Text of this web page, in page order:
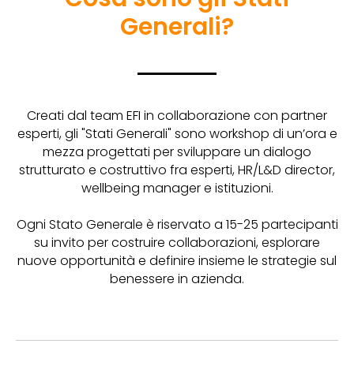
Generali?
Creati dal team EFI in collaborazione con partner
esperti, gli "Stati Generali" sono workshop di un’ora e
mezza progettati per sviluppare un dialogo
strutturato e costruttivo fra esperti, HR/L&D director,
wellbeing manager e istituzioni.
Ogni Stato Generale è riservato a 15-25 partecipanti
su invito per costruire collaborazioni, esplorare
nuove opportunità e definire insieme le strategie sul
benessere in azienda.